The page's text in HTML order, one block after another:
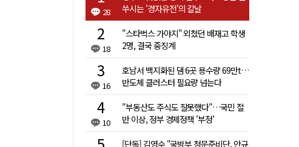
28
쑤시는 '경자유전'의 칼날
18
"스타벅스 가야지" 외쳤던 배재고 학생
2명, 결국 중징계
16
호남서 백지화된 댐 6곳 용수량 69만t…
반도체 클러스터 필요량 넘는다
10
"부동산도 주식도 잘못했다"…국민 절
반 이상, 정부 경제정책 '부정'
[단독] 김영수 "국방부 청문준비단, 안규